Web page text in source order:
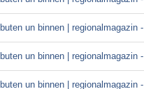
buten un binnen | regionalmagazin -
buten un binnen | regionalmagazin -
buten un binnen | regionalmagazin -